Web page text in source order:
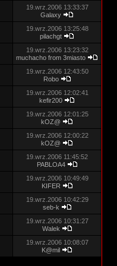
19.wrz.2006 13:33:37
Galaxy
19.wrz.2006 13:25:48
pilachgt
19.wrz.2006 13:23:32
muchacho from 3miasto
19.wrz.2006 12:43:50
Robo
19.wrz.2006 12:02:41
kefir200
19.wrz.2006 12:01:25
kOZ@
19.wrz.2006 12:00:22
kOZ@
19.wrz.2006 11:45:52
PABLOA4
19.wrz.2006 10:49:49
KIFER
19.wrz.2006 10:42:29
seb-k
19.wrz.2006 10:31:27
Walek
19.wrz.2006 10:08:07
K@mil